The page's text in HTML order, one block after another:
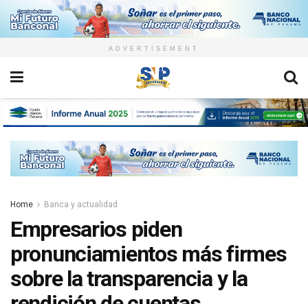
ADVERTISEMENT
Home Banca y actualidad
Empresarios piden
pronunciamientos más firmes
sobre la transparencia y la